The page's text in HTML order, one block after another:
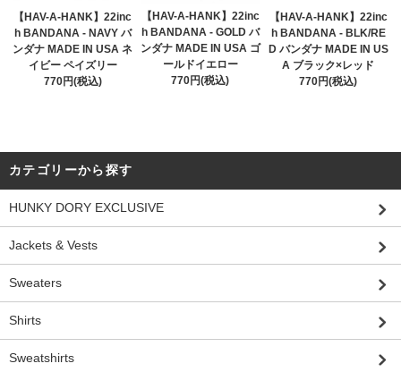
【HAV-A-HANK】22inc
h BANDANA - NAVY バ
ンダナ MADE IN USA ネ
イビー ペイズリー
770円(税込)
【HAV-A-HANK】22inc
h BANDANA - GOLD バ
ンダナ MADE IN USA ゴ
ールドイエロー
770円(税込)
【HAV-A-HANK】22inc
h BANDANA - BLK/RE
D バンダナ MADE IN US
A ブラック×レッド
770円(税込)
カテゴリーから探す
HUNKY DORY EXCLUSIVE
Jackets & Vests
Sweaters
Shirts
Sweatshirts